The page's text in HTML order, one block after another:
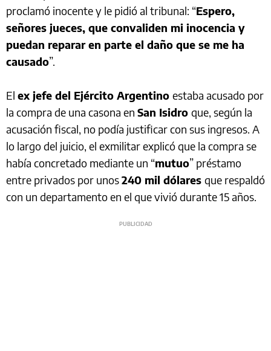
proclamó inocente y le pidió al tribunal: “Espero,
señores jueces, que convaliden mi inocencia y
puedan reparar en parte el daño que se me ha
causado”.
El ex jefe del Ejército Argentino estaba acusado por
la compra de una casona en San Isidro que, según la
acusación fiscal, no podía justificar con sus ingresos. A
lo largo del juicio, el exmilitar explicó que la compra se
había concretado mediante un “mutuo” préstamo
entre privados por unos240 mil dólares que respaldó
con un departamento en el que vivió durante 15 años.